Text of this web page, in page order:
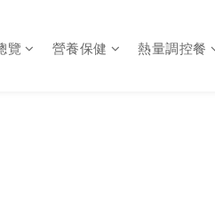
覽 營養保健 熱量調控餐